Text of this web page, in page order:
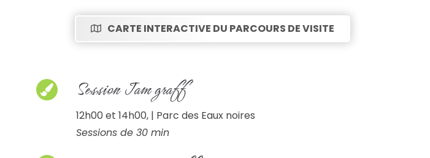
CARTE INTERACTIVE DU PARCOURS DE VISITE
Session Jam graff
12h00 et 14h00, | Parc des Eaux noires
Sessions de 30 min